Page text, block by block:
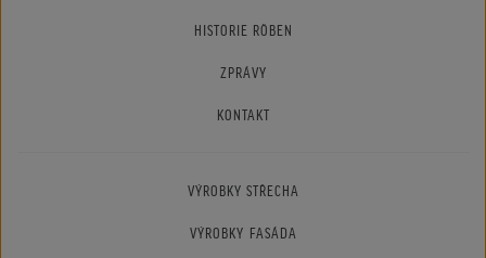
HISTORIE RÖBEN
ZPRÁVY
KONTAKT
VÝROBKY STŘECHA
VÝROBKY FASÁDA